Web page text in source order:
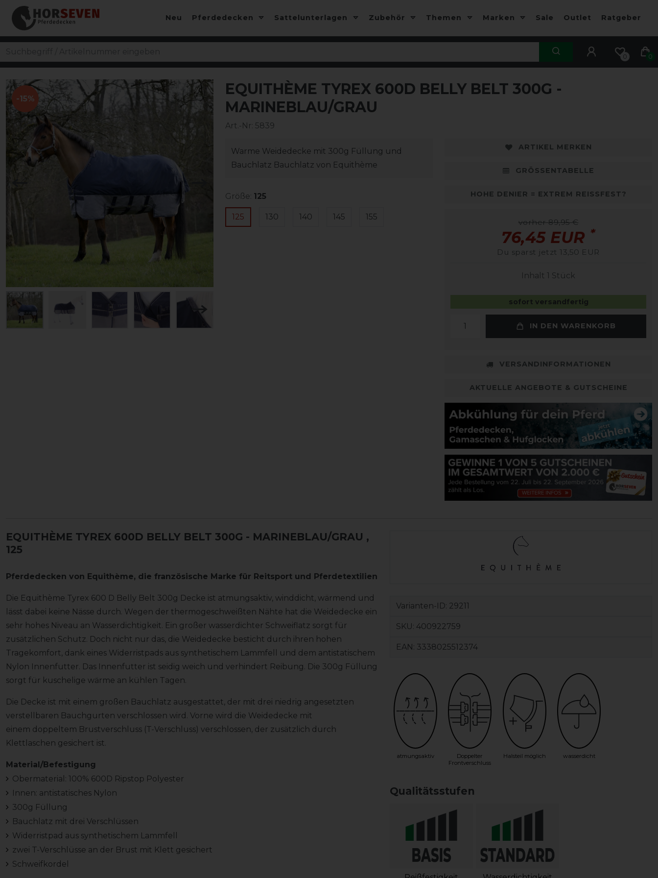
Neu Pferdedecken Sattelunterlagen Zubehör Themen Marken Sale Outlet Ratgeber
0 0
-15% -15%
EQUITHÈME TYREX 600D BELLY BELT 300G -
MARINEBLAU/GRAU
Art.-Nr: 5839
Warme Weidedecke mit 300g Füllung und
Bauchlatz Bauchlatz von Equithème
Größe: 125
125 130 140 145 155
ARTIKEL MERKEN
GRÖSSENTABELLE
HOHE DENIER = EXTREM REISSFEST?
vorher 89,95 €
76,45 EUR *
Du sparst jetzt 13,50 EUR
Inhalt 1 Stück
sofort versandfertig
IN DEN WARENKORB
VERSANDINFORMATIONEN
AKTUELLE ANGEBOTE & GUTSCHEINE
EQUITHÈME TYREX 600D BELLY BELT 300G - MARINEBLAU/GRAU ,
125
Pferdedecken von Equithème, die französische Marke für Reitsport und Pferdetextilien
Die Equithème Tyrex 600 D Belly Belt 300g Decke ist atmungsaktiv, winddicht, wärmend und
lässt dabei keine Nässe durch. Wegen der thermogeschweißten Nähte hat die Weidedecke ein
sehr hohes Niveau an Wasserdichtigkeit. Ein großer wasserdichter Schweiflatz sorgt für
zusätzlichen Schutz. Doch nicht nur das, die Weidedecke besticht durch ihren hohen
Tragekomfort, dank eines Widerristpads aus synthetischem Lammfell und dem antistatischem
Nylon Innenfutter. Das Innenfutter ist seidig weich und verhindert Reibung. Die 300g Füllung
sorgt für kuschelige wärme an kühlen Tagen.
Die Decke ist mit einem großen Bauchlatz ausgestattet, der mit drei niedrig angesetzten
verstellbaren Bauchgurten verschlossen wird. Vorne wird die Weidedecke mit
einem doppeltem Brustverschluss (T-Verschluss) verschlossen, der zusätzlich durch
Klettlaschen gesichert ist.
Material/Befestigung
Obermaterial: 100% 600D Ripstop Polyester
Innen: antistatisches Nylon
300g Füllung
Bauchlatz mit drei Verschlüssen
Widerristpad aus synthetischem Lammfell
zwei T-Verschlüsse an der Brust mit Klett gesichert
Schweifkordel
Varianten-ID: 29211
SKU: 400922759
EAN: 3338025512374
atmungsaktiv
Doppelter
Frontverschluss
Halsteil möglich wasserdicht
Qualitätsstufen